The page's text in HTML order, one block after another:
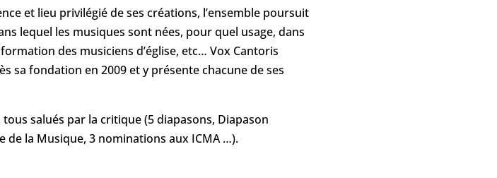
et lieu privilégié de ses créations, l’ensemble poursuit
lequel les musiques sont nées, pour quel usage, dans
des musiciens d’église, etc… Vox Cantoris
sa fondation en 2009 et y présente chacune de ses
salués par la critique (5 diapasons, Diapason
de la Musique, 3 nominations aux ICMA …).
Revel, orgue